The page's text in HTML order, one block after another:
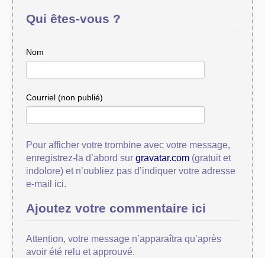
Qui êtes-vous ?
Nom
Courriel (non publié)
Pour afficher votre trombine avec votre message,
enregistrez-la d’abord sur gravatar.com(gratuit et
indolore) et n’oubliez pas d’indiquer votre adresse
e-mail ici.
Ajoutez votre commentaire ici
Attention, votre message n’apparaîtra qu’après
avoir été relu et approuvé.